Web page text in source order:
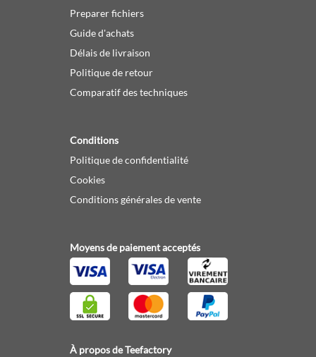
Preparer fichiers
Guide d'achats
Délais de livraison
Politique de retour
Comparatif des techniques
Conditions
Politique de confidentialité
Cookies
Conditions générales de vente
Moyens de paiement acceptés
À propos de Teefactory